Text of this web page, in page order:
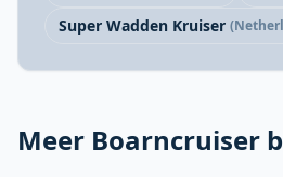
Super Wadden Kruiser
Meer Boarncruiser